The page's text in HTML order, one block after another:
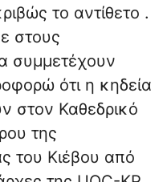
το αντίθετο .
στους
συμμετέχουν
ότι η κηδεία
στον Καθεδρικό
της
του Κιέβου από